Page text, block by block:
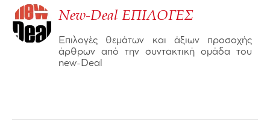
New-Deal ΕΠΙΛΟΓΕΣ
Επιλογές θεμάτων και άξιων προσοχής
άρθρων από την συντακτική ομάδα του
new-Deal